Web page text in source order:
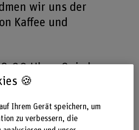
wir uns der
Kaffee und
Uhr – Quimbaya
🍪
Ihrem Gerät speichern, um
zu verbessern, die